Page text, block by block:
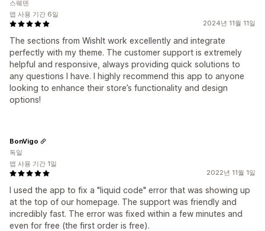
2024년 11월 11일
The sections from WishIt work excellently and integrate
perfectly with my theme. The customer support is extremely
helpful and responsive, always providing quick solutions to
any questions I have. I highly recommend this app to anyone
looking to enhance their store’s functionality and design
options!
스웨덴
앱 사용 기간 6일
2022년 11월 1일
I used the app to fix a "liquid code" error that was showing up
at the top of our homepage. The support was friendly and
incredibly fast. The error was fixed within a few minutes and
even for free (the first order is free).
BonVigo
독일
앱 사용 기간 1일